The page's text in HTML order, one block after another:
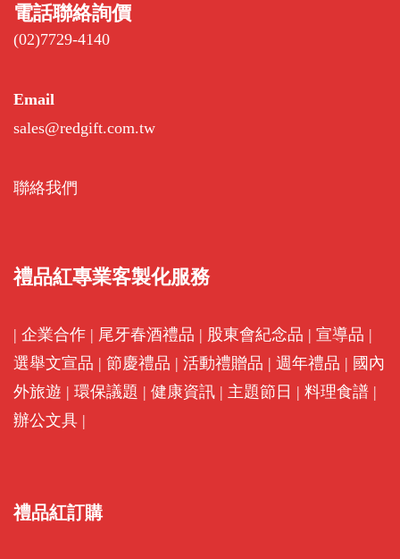
電話聯絡詢價
(02)7729-4140
Email
sales@redgift.com.tw
聯絡我們
禮品紅專業客製化服務
| 企業合作 | 尾牙春酒禮品 | 股東會紀念品 | 宣導品 |
選舉文宣品 | 節慶禮品 | 活動禮贈品 | 週年禮品 | 國內
外旅遊 | 環保議題 | 健康資訊 | 主題節日 | 料理食譜 |
辦公文具 |
禮品紅訂購